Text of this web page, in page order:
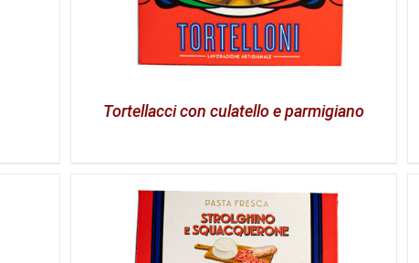
Tortellacci con culatello e parmigiano